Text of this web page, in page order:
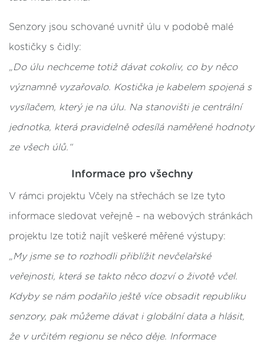
Senzory jsou schované uvnitř úlu v podobě malé
kostičky s čidly:
„Do úlu nechceme totiž dávat cokoliv, co by něco
významně vyzařovalo. Kostička je kabelem spojená s
vysílačem, který je na úlu. Na stanovišti je centrální
jednotka, která pravidelně odesílá naměřené hodnoty
ze všech úlů.“
Informace pro všechny
V rámci projektu Včely na střechách se lze tyto
informace sledovat veřejně – na webových stránkách
projektu lze totiž najít veškeré měřené výstupy:
„My jsme se to rozhodli přiblížit nevčelařské
veřejnosti, která se takto něco dozví o životě včel.
Kdyby se nám podařilo ještě více obsadit republiku
senzory, pak můžeme dávat i globální data a hlásit,
že v určitém regionu se něco děje. Informace